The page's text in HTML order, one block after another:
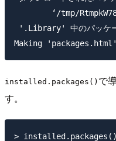
'.Library' 中のパッケー
installed.packages() で
す。
> installed.packages()